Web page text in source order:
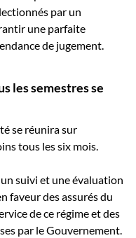
par un
une parfaite
de jugement.
les semestres se
se réunira sur
tous les six mois.
suivi et une évaluation
faveur des assurés du
de ce régime et des
par le Gouvernement.